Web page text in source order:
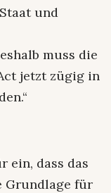
und
muss die
jetzt zügig in
ein, dass das
Grundlage für